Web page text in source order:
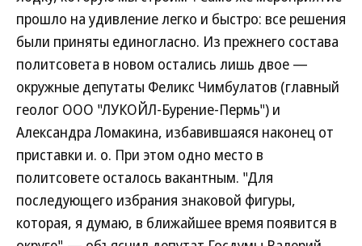
прошло на удивление легко и быстро: все решения
были приняты единогласно. Из прежнего состава
политсовета в новом остались лишь двое —
окружные депутаты Феликс Чимбулатов (главный
геолог ООО "ЛУКОЙЛ-Бурение-Пермь") и
Александра Ломакина, избавившаяся наконец от
приставки и. о. При этом одно место в
политсовете осталось вакантным. "Для
последующего избрания знаковой фигуры,
которая, я думаю, в ближайшее время появится в